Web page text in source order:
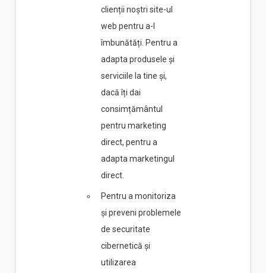
clienții noștri site-ul
web pentru a-l
îmbunătăți. Pentru a
adapta produsele și
serviciile la tine și,
dacă îți dai
consimțământul
pentru marketing
direct, pentru a
adapta marketingul
direct.
Pentru a monitoriza
și preveni problemele
de securitate
cibernetică și
utilizarea